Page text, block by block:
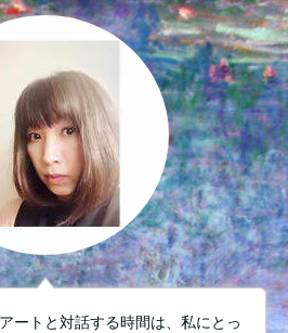
ートと対話する時間は、私にとっ